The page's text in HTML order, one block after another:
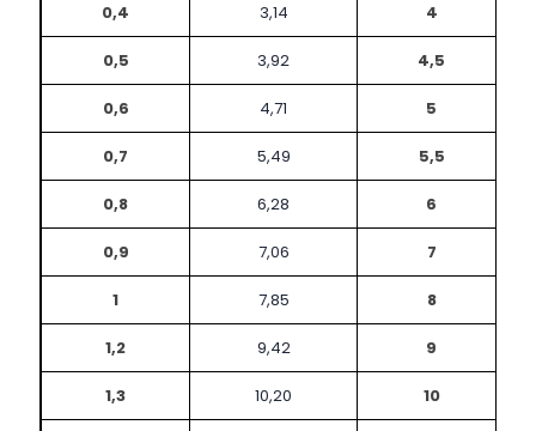
0,4 3,14 4
0,5 3,92 4,5
0,6 4,71 5
0,7 5,49 5,5
0,8 6,28 6
0,9 7,06 7
1 7,85 8
1,2 9,42 9
1,3 10,20 10